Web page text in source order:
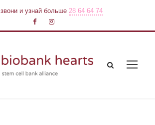
звони и узнай больше28 64 64 74